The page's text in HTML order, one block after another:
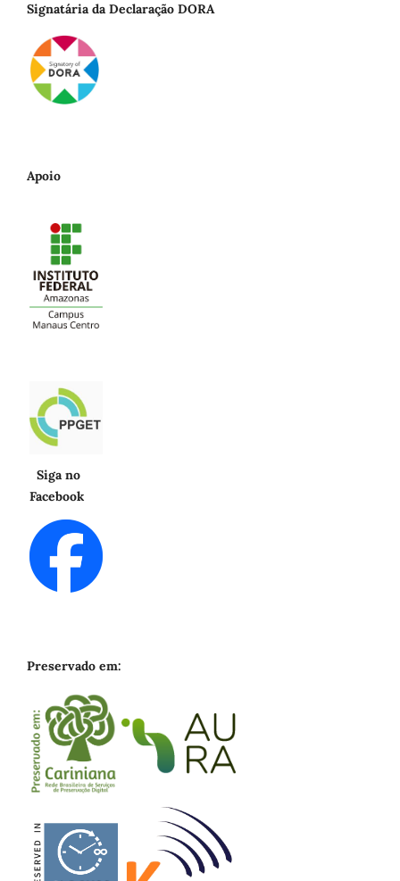
Signatária da Declaração DORA
Apoio
Siga no
Facebook
Preservado em: